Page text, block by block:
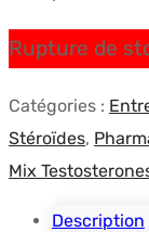
Rupture de
Catégories :
Stéroïdes,
Mix
Description